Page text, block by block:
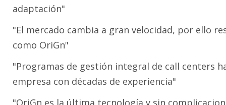
adaptación"
"El mercado cambia a gran velocidad, por ello
como OriGn"
"Programas de gestión integral de call centers
empresa con décadas de experiencia"
"OriGn es la última tecnología y sin